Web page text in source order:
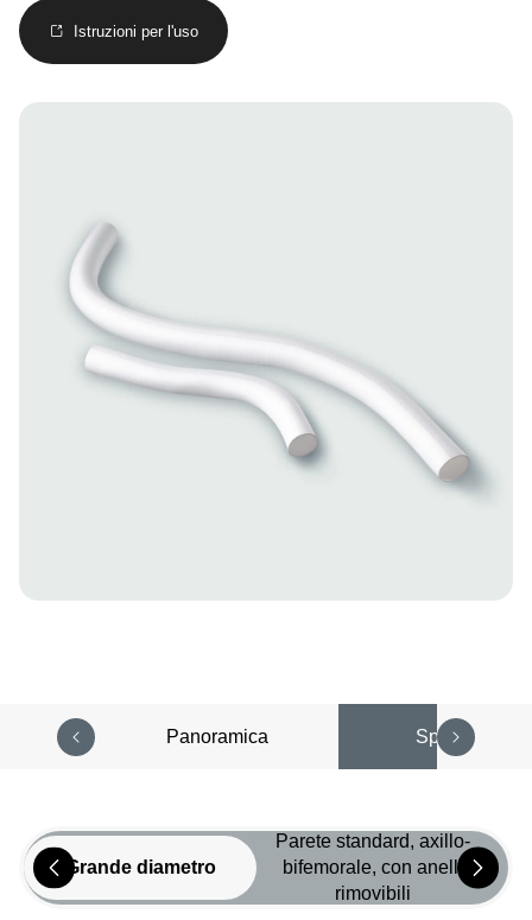
Istruzioni per l'uso
Image
Panoramica Specifiche
Grande diametro
Parete standard, axillo-
bifemorale, con anelli
rimovibili